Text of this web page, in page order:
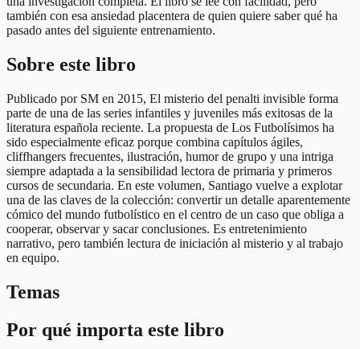
también con esa ansiedad placentera de quien quiere saber qué ha
pasado antes del siguiente entrenamiento.
Sobre este libro
Publicado por SM en 2015, El misterio del penalti invisible forma
parte de una de las series infantiles y juveniles más exitosas de la
literatura española reciente. La propuesta de Los Futbolísimos ha
sido especialmente eficaz porque combina capítulos ágiles,
cliffhangers frecuentes, ilustración, humor de grupo y una intriga
siempre adaptada a la sensibilidad lectora de primaria y primeros
cursos de secundaria. En este volumen, Santiago vuelve a explotar
una de las claves de la colección: convertir un detalle aparentemente
cómico del mundo futbolístico en el centro de un caso que obliga a
cooperar, observar y sacar conclusiones. Es entretenimiento
narrativo, pero también lectura de iniciación al misterio y al trabajo
en equipo.
Temas
Por qué importa este libro